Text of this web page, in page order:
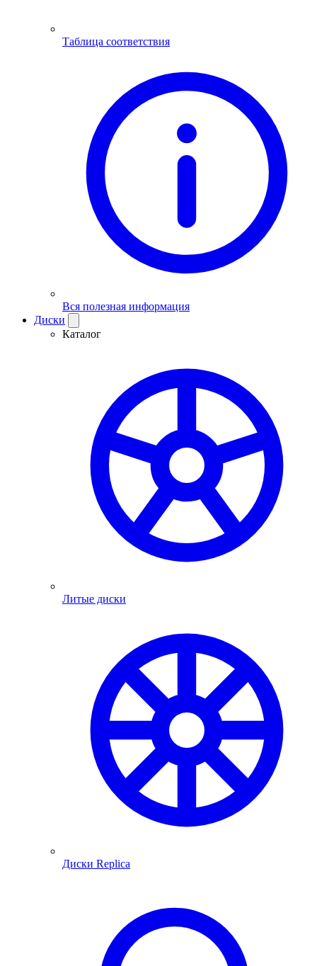
Таблица соответствия
Вся полезная информация
Диски
Каталог
Литые диски
Диски Replica